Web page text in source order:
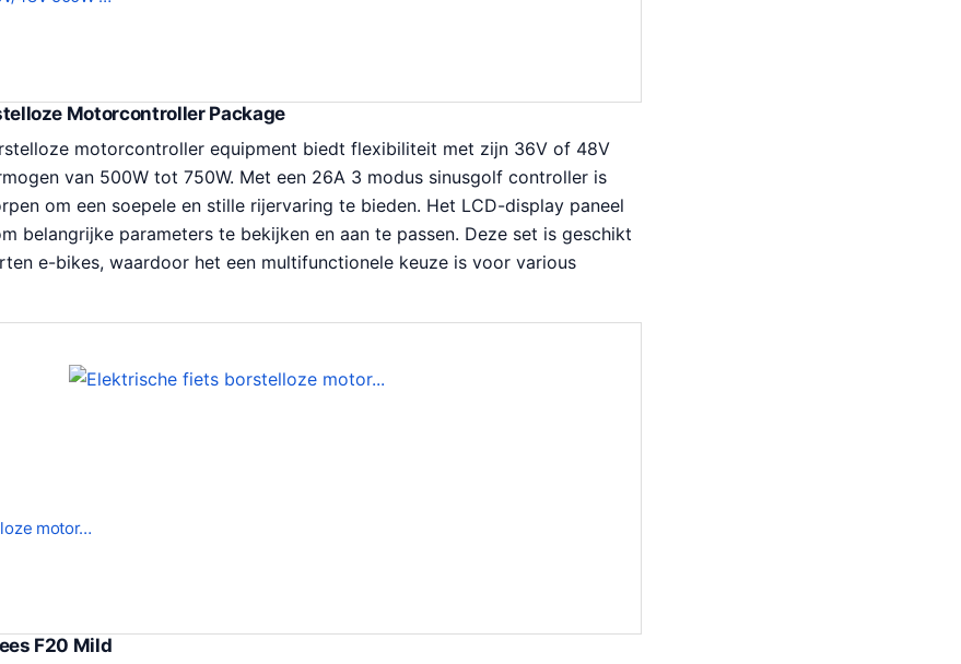
Motorcontroller Package
motorcontroller equipment biedt flexibiliteit met zijn 36V of 48V
van 500W tot 750W. Met een 26A 3 modus sinusgolf controller is
om een soepele en stille rijervaring te bieden. Het LCD-display paneel
belangrijke parameters te bekijken en aan te passen. Deze set is geschikt
e-bikes, waardoor het een multifunctionele keuze is voor various
motor…
F20 Mild